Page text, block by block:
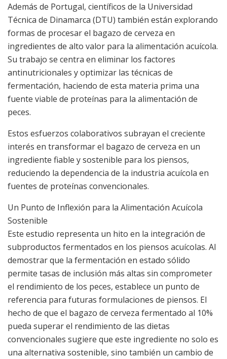
Además de Portugal, científicos de la Universidad
Técnica de Dinamarca (DTU) también están explorando
formas de procesar el bagazo de cerveza en
ingredientes de alto valor para la alimentación acuícola.
Su trabajo se centra en eliminar los factores
antinutricionales y optimizar las técnicas de
fermentación, haciendo de esta materia prima una
fuente viable de proteínas para la alimentación de
peces.
Estos esfuerzos colaborativos subrayan el creciente
interés en transformar el bagazo de cerveza en un
ingrediente fiable y sostenible para los piensos,
reduciendo la dependencia de la industria acuícola en
fuentes de proteínas convencionales.
Un Punto de Inflexión para la Alimentación Acuícola
Sostenible
Este estudio representa un hito en la integración de
subproductos fermentados en los piensos acuícolas. Al
demostrar que la fermentación en estado sólido
permite tasas de inclusión más altas sin comprometer
el rendimiento de los peces, establece un punto de
referencia para futuras formulaciones de piensos. El
hecho de que el bagazo de cerveza fermentado al 10%
pueda superar el rendimiento de las dietas
convencionales sugiere que este ingrediente no solo es
una alternativa sostenible, sino también un cambio de